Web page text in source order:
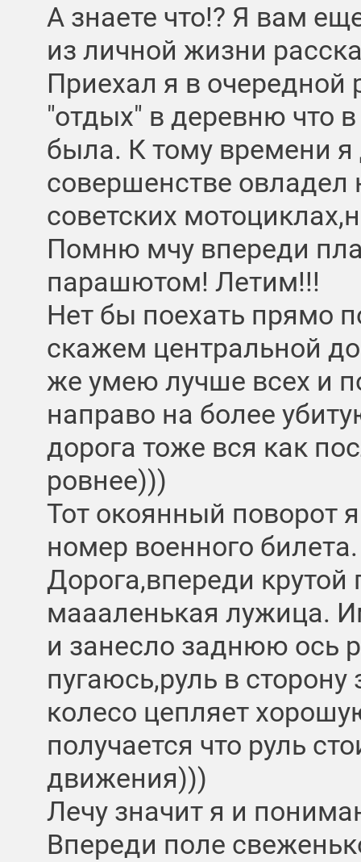
А знаете что!? Я вам
из личной жизни
Приехал я в очередной
"отдых" в деревню что
была. К тому времени я
совершенстве
советских
Помню мчу впереди
парашютом! Летим!!!
Нет бы поехать прямо
скажем центральной
же умею лучше всех и
направо на более
дорога тоже вся как
ровнее)))
Тот окоянный поворот
номер военного билета.
Дорога,впереди крутой
маааленькая лужица.
и занесло заднюю ось
пугаюсь,руль в сторону
колесо цепляет
получается что руль
движения)))
Лечу значит я и
Впереди поле